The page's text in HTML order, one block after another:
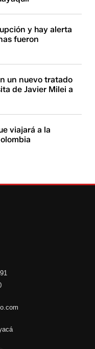
y hay alerta
fueron
un nuevo tratado
de Javier Milei a
viajará a la